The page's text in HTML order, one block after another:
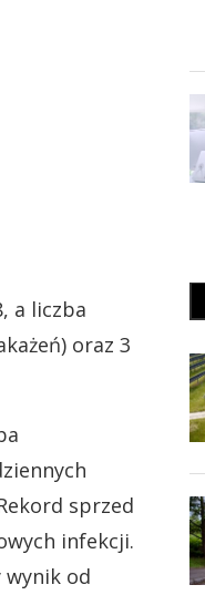
a liczba
oraz 3
sprzed
infekcji.
wynik od